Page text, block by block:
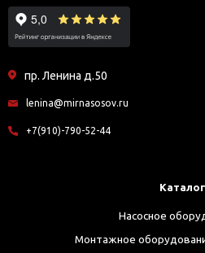
пр. Ленина д.50
lenina@mirnasosov.ru
+7(910)-790-52-44
Каталог
Насосное
Монтажное